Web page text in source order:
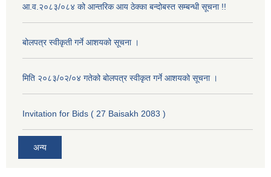
आ.व.२०८३/०८४ को आन्तरिक आय ठेक्का बन्दोबस्त सम्बन्धी सूचना !!
बोलपत्र स्वीकृती गर्ने आशयको सूचना ।
मिति २०८३/०२/०४ गतेको बोलपत्र स्वीकृत गर्ने आशयको सूचना ।
Invitation for Bids ( 27 Baisakh 2083 )
अन्य